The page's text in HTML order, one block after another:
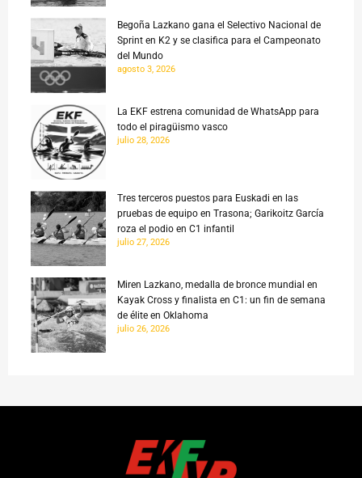
Begoña Lazkano gana el Selectivo Nacional de
Sprint en K2 y se clasifica para el Campeonato
del Mundo
agosto 3, 2026
La EKF estrena comunidad de WhatsApp para
todo el piragüismo vasco
julio 28, 2026
Tres terceros puestos para Euskadi en las
pruebas de equipo en Trasona; Garikoitz García
roza el podio en C1 infantil
julio 27, 2026
Miren Lazkano, medalla de bronce mundial en
Kayak Cross y finalista en C1: un fin de semana
de élite en Oklahoma
julio 26, 2026